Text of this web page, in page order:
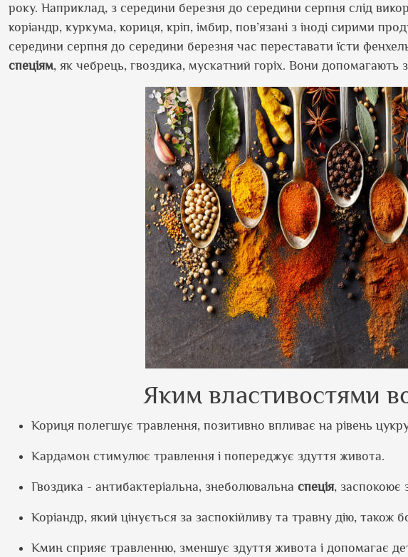
року. Наприклад, з середини березня до середини серпня слід
коріандр, куркума, кориця, кріп, імбир, пов’язані з іноді сирими
середини серпня до середини березня час переставати їсти
спеціям, як чебрець, гвоздика, мускатний горіх. Вони допомагають
Яким властивостями
Кориця полегшує травлення, позитивно впливає на рівень
Кардамон стимулює травлення і попереджує здуття живота.
Гвоздика - антибактеріальна, знеболювальна спеція, заспокоює
Коріандр, який цінується за заспокійливу та травну дію, також
Кмин сприяє травленню, зменшує здуття живота і допомагає